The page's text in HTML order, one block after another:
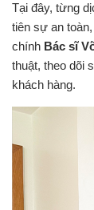
Tại đây, từng
tiên sự an
chính Bác sĩ
thuật, theo dõi
khách hàng.